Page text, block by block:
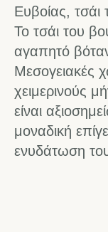
Ευβοίας,
Το τσάι του
αγαπητό
Μεσογειακές
χειμερινούς
είναι
μοναδική
ενυδάτωση